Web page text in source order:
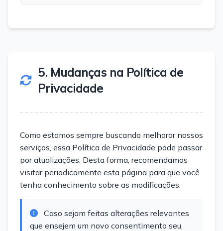
5. Mudanças na Política de
Privacidade
Como estamos sempre buscando melhorar nossos
serviços, essa Política de Privacidade pode passar
por atualizações. Desta forma, recomendamos
visitar periodicamente esta página para que você
tenha conhecimento sobre as modificações.
Caso sejam feitas alterações relevantes
que ensejem um novo consentimento seu,